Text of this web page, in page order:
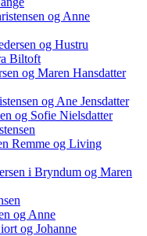
og Anne
og Hustru
Biltoft
og Maren Hansdatter
og Ane Jensdatter
og Sofie Nielsdatter
Remme og Living
i Bryndum og Maren
og Anne
og Johanne